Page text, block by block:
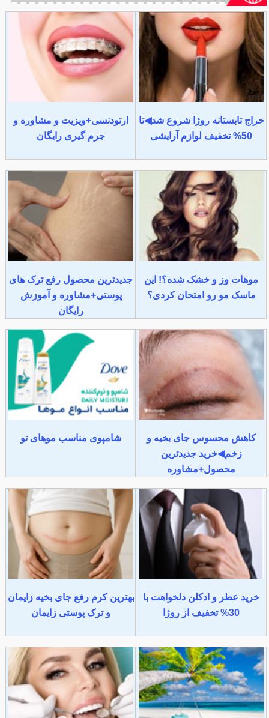
حراج تابستانه روژا شروع شد◀تا
50% تخفیف لوازم آرایشی
ارتودنسی+ویزیت و مشاوره و
جرم گیری رایگان
موهات وز و خشک شده؟! این
ماسک مو رو امتحان کردی؟
جدیدترین محصول رفع ترک های
پوستی+مشاوره و آموزش
رایگان
کاهش محسوس جای بخیه و
زخم◀خرید جدیدترین
محصول+مشاوره
شامپوی مناسب موهای تو
خرید عطر و ادکلن دلخواهت با
30% تخفیف از روژا
بهترین کرم رفع جای بخیه زایمان
و ترک پوستی زایمان